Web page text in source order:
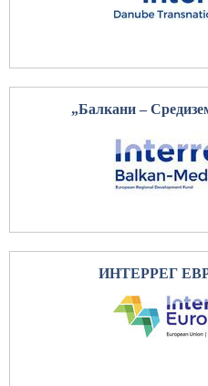
„Балкани –
ИНТЕРРЕГ